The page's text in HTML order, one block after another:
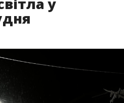
у